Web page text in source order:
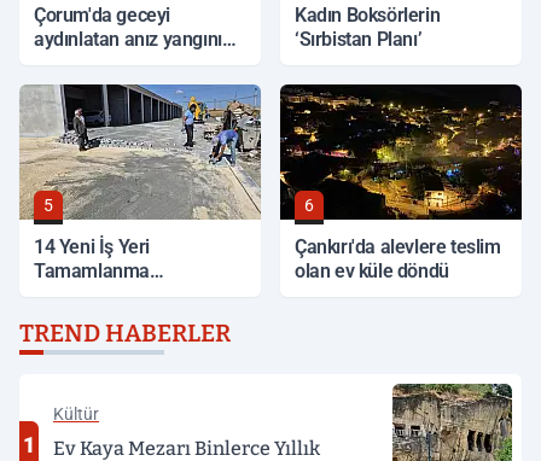
Çorum'da geceyi
aydınlatan anız yangını
Kadın Boksörlerin
‘Sırbistan Planı’
5
14 Yeni İş Yeri
Tamamlanma
6
Çankırı'da alevlere teslim
olan ev küle döndü
TREND HABERLER
1
Kültür
Ev Kaya Mezarı Binlerce Yıllık